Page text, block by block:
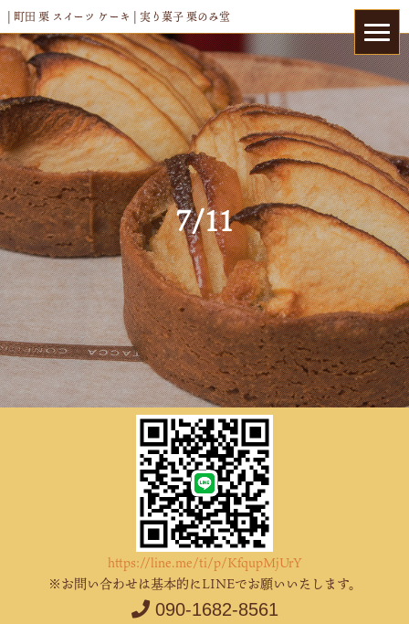
| 町田 栗 スイーツ ケーキ | 実り菓子 栗のみ堂
7/11
https://line.me/ti/p/KfqupMjUrY
※お問い合わせは基本的にLINEでお願いいたします。
090-1682-8561